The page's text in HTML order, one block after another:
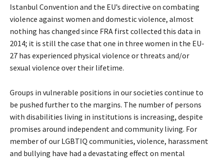
Istanbul Convention and the EU’s directive on combating
violence against women and domestic violence, almost
nothing has changed since FRA first collected this data in
2014; it is still the case that one in three women in the EU-
27 has experienced physical violence or threats and/or
sexual violence over their lifetime.
Groups in vulnerable positions in our societies continue to
be pushed further to the margins. The number of persons
with disabilities living in institutions is increasing, despite
promises around independent and community living. For
member of our LGBTIQ communities, violence, harassment
and bullying have had a devastating effect on mental